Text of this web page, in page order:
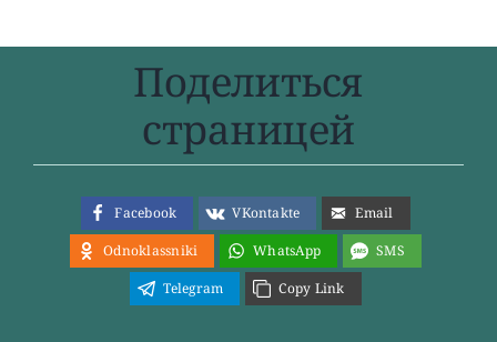
Поделиться
страницей
Facebook VKontakte
Email
Odnoklassniki
WhatsApp
SMS
Telegram
Copy Link